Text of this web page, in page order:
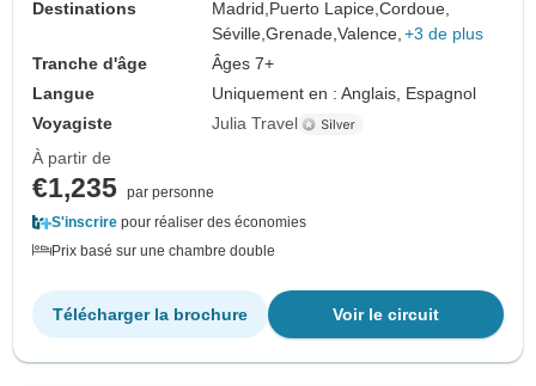
Destinations Madrid, Puerto Lapice,Cordoue,
Séville,Grenade,Valence, +3 de plus
Tranche d'âge
Âges 7+
Langue
Uniquement en : Anglais, Espagnol
Voyagiste
Julia Travel
À partir de
€1,235 par personne
S'inscrire pour réaliser des économies
Prix basé sur une chambre double
Voir le circuit
Télécharger la brochure